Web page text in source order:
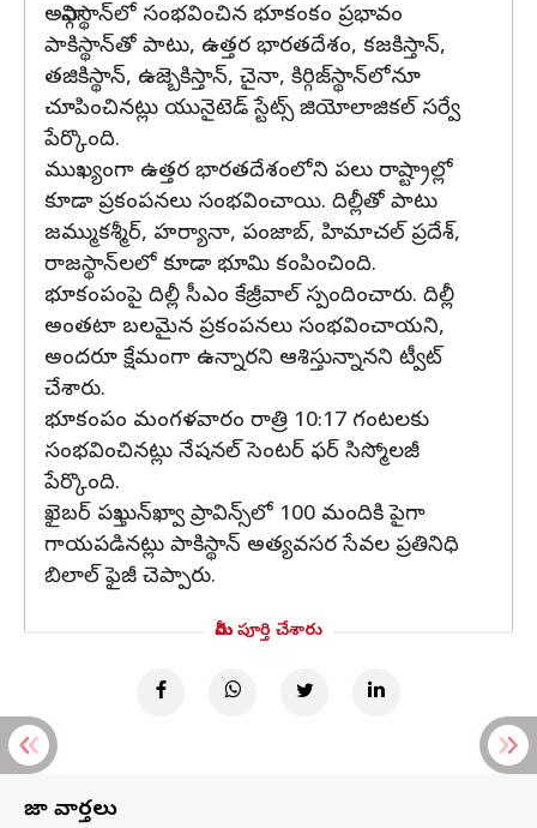
అఫ్గానిస్థాన్‌లో సంభవించిన భూకంకం ప్రభావం
పాకిస్థాన్‌తో పాటు, ఉత్తర భారతదేశం, కజకిస్తాన్,
తజికిస్థాన్, ఉజ్బెకిస్తాన్, చైనా, కిర్గిజ్‌స్థాన్‌లోనూ
చూపించినట్లు యునైటెడ్ స్టేట్స్ జియోలాజికల్ సర్వే
పేర్కొంది.
ముఖ్యంగా ఉత్తర భారతదేశంలోని పలు రాష్ట్రాల్లో
కూడా ప్రకంపనలు సంభవించాయి. దిల్లీతో పాటు
జమ్ముకశ్మీర్, హర్యానా, పంజాబ్, హిమాచల్ ప్రదేశ్,
రాజస్థాన్‌లలో కూడా భూమి కంపించింది.
భూకంపంపై దిల్లీ సీఎం కేజ్రీవాల్ స్పందించారు. దిల్లీ
అంతటా బలమైన ప్రకంపనలు సంభవించాయని,
అందరూ క్షేమంగా ఉన్నారని ఆశిస్తున్నానని ట్వీట్
చేశారు.
భూకంపం మంగళవారం రాత్రి 10:17 గంటలకు
సంభవించినట్లు నేషనల్ సెంటర్ ఫర్ సిస్మోలజీ
పేర్కొంది.
ఖైబర్ పఖ్తున్‌ఖ్వా ప్రావిన్స్‌లో 100 మందికి పైగా
గాయపడినట్లు పాకిస్థాన్ అత్యవసర సేవల ప్రతినిధి
బిలాల్ ఫైజీ చెప్పారు.
మీరు పూర్తి చేశారు
తాజా వార్తలు